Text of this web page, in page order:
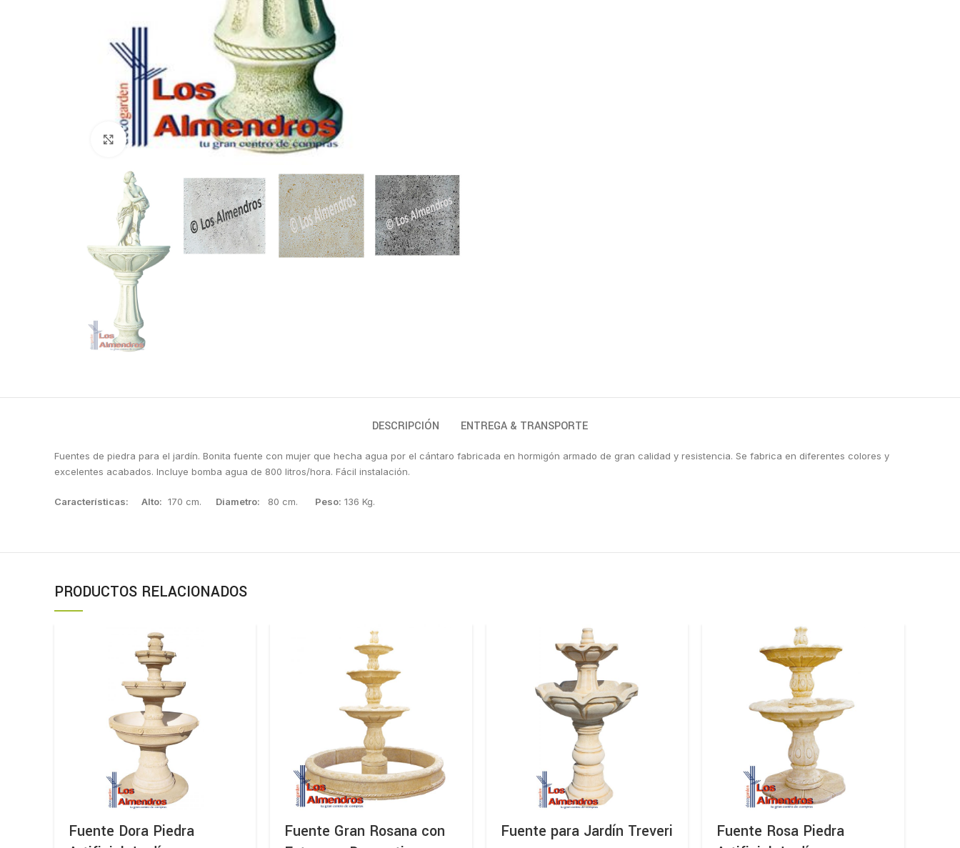
Clic para ampliar
DESCRIPCIÓN ENTREGA & TRANSPORTE
Fuentes de piedra para el jardín. Bonita fuente con mujer que hecha agua por el cántaro fabricada en hormigón armado de gran calidad y resistencia. Se fabrica en diferentes colores y
excelentes acabados. Incluye bomba agua de 800 litros/hora. Fácil instalación.
Características: Alto: 170 cm. Diametro: 80 cm. Peso: 136 Kg.
PRODUCTOS RELACIONADOS
Fuente Dora Piedra
Fuente Gran Rosana con
Fuente para Jardín Treveri
Fuente Rosa Piedra